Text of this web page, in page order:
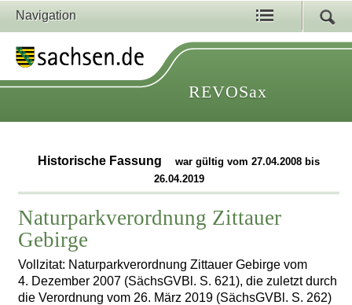
Navigation
REVOSax
Historische Fassung
war gültig vom 27.04.2008 bis
26.04.2019
Naturparkverordnung Zittauer
Gebirge
Vollzitat: Naturparkverordnung Zittauer Gebirge vom
4. Dezember 2007 (SächsGVBl. S. 621), die zuletzt durch
die Verordnung vom 26. März 2019 (SächsGVBl. S. 262)